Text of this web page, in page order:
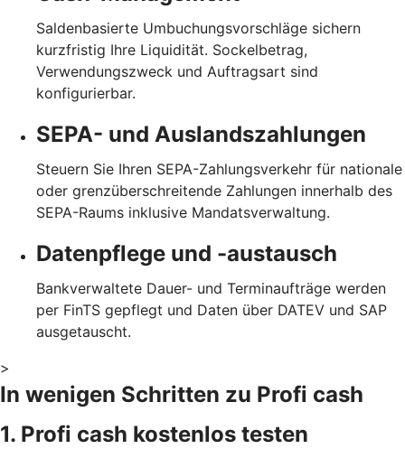
Saldenbasierte Umbuchungsvorschläge sichern
kurzfristig Ihre Liquidität. Sockelbetrag,
Verwendungszweck und Auftragsart sind
konfigurierbar.
SEPA- und Auslandszahlungen
Steuern Sie Ihren SEPA-Zahlungsverkehr für nationale
oder grenzüberschreitende Zahlungen innerhalb des
SEPA-Raums inklusive Mandatsverwaltung.
Datenpflege und -austausch
Bankverwaltete Dauer- und Terminaufträge werden
per FinTS gepflegt und Daten über DATEV und SAP
ausgetauscht.
>
In wenigen Schritten zu Profi cash
1. Profi cash kostenlos testen